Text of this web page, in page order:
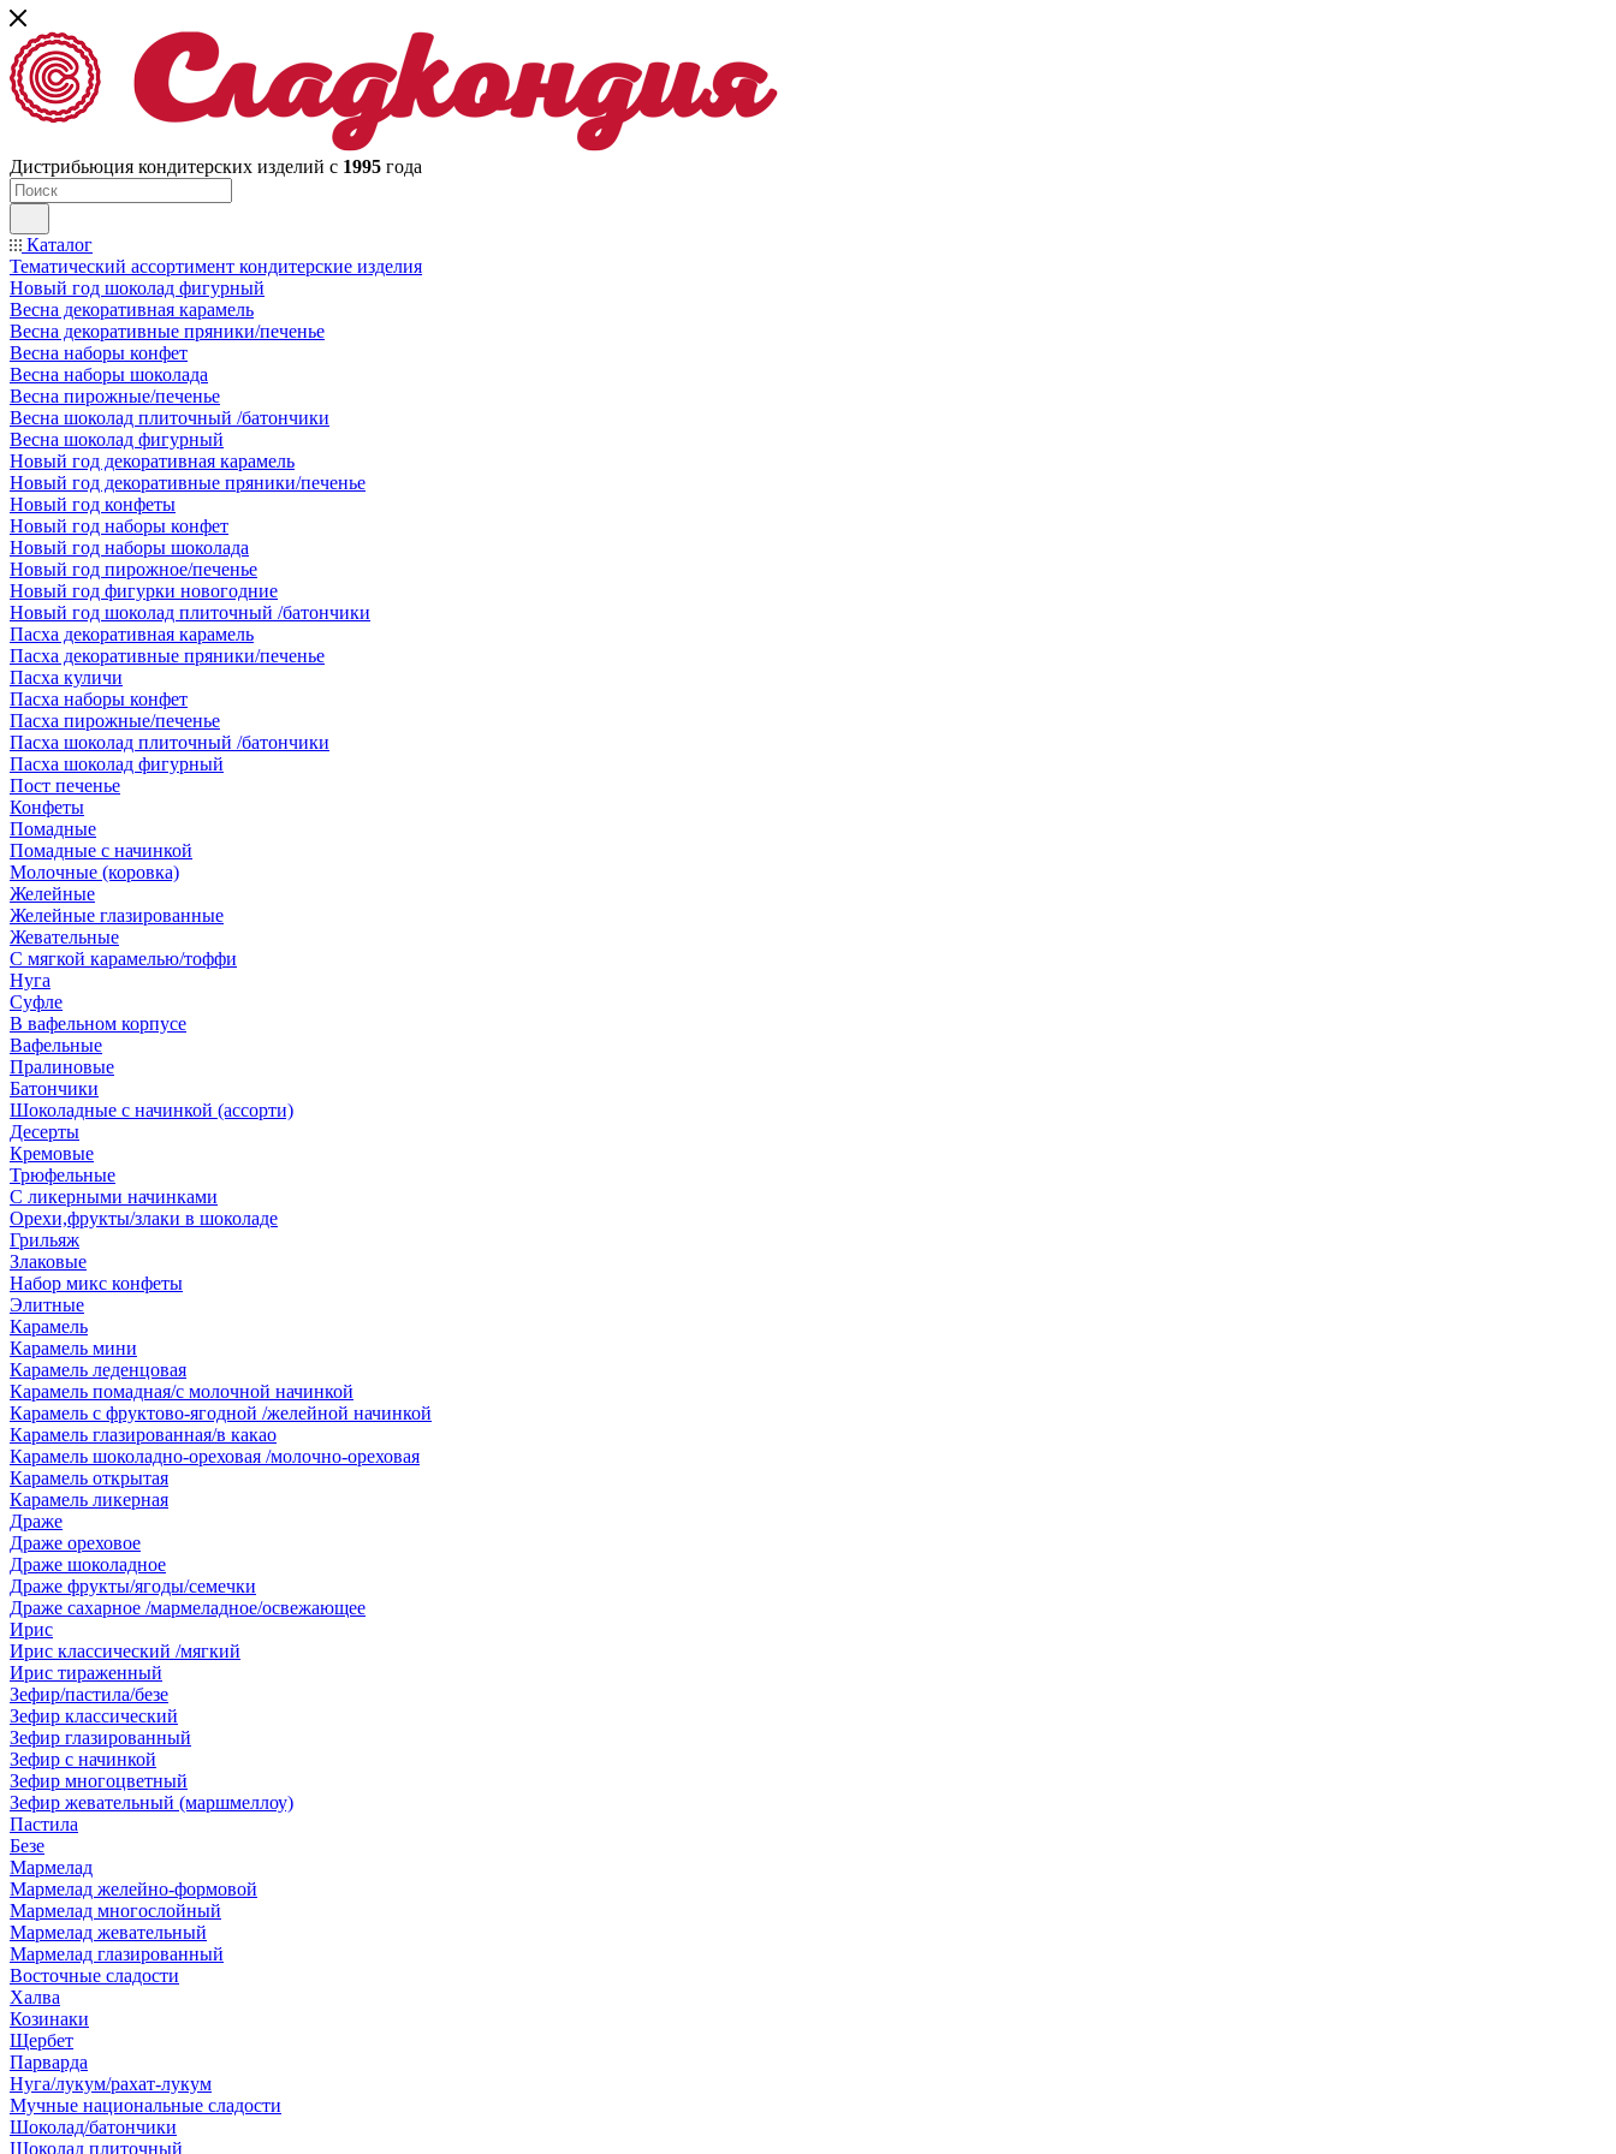
Дистрибьюция кондитерских изделий с 1995 года
Каталог
Тематический ассортимент кондитерские изделия
Новый год шоколад фигурный
Весна декоративная карамель
Весна декоративные пряники/печенье
Весна наборы конфет
Весна наборы шоколада
Весна пирожные/печенье
Весна шоколад плиточный /батончики
Весна шоколад фигурный
Новый год декоративная карамель
Новый год декоративные пряники/печенье
Новый год конфеты
Новый год наборы конфет
Новый год наборы шоколада
Новый год пирожное/печенье
Новый год фигурки новогодние
Новый год шоколад плиточный /батончики
Пасха декоративная карамель
Пасха декоративные пряники/печенье
Пасха куличи
Пасха наборы конфет
Пасха пирожные/печенье
Пасха шоколад плиточный /батончики
Пасха шоколад фигурный
Пост печенье
Конфеты
Помадные
Помадные с начинкой
Молочные (коровка)
Желейные
Желейные глазированные
Жевательные
С мягкой карамелью/тоффи
Нуга
Суфле
В вафельном корпусе
Вафельные
Пралиновые
Батончики
Шоколадные с начинкой (ассорти)
Десерты
Кремовые
Трюфельные
С ликерными начинками
Орехи,фрукты/злаки в шоколаде
Грильяж
Злаковые
Набор микс конфеты
Элитные
Карамель
Карамель мини
Карамель леденцовая
Карамель помадная/с молочной начинкой
Карамель с фруктово-ягодной /желейной начинкой
Карамель глазированная/в какао
Карамель шоколадно-ореховая /молочно-ореховая
Карамель открытая
Карамель ликерная
Драже
Драже ореховое
Драже шоколадное
Драже фрукты/ягоды/семечки
Драже сахарное /мармеладное/освежающее
Ирис
Ирис классический /мягкий
Ирис тираженный
Зефир/пастила/безе
Зефир классический
Зефир глазированный
Зефир с начинкой
Зефир многоцветный
Зефир жевательный (маршмеллоу)
Пастила
Безе
Мармелад
Мармелад желейно-формовой
Мармелад многослойный
Мармелад жевательный
Мармелад глазированный
Восточные сладости
Халва
Козинаки
Щербет
Парварда
Нуга/лукум/рахат-лукум
Мучные национальные сладости
Шоколад/батончики
Шоколад плиточный